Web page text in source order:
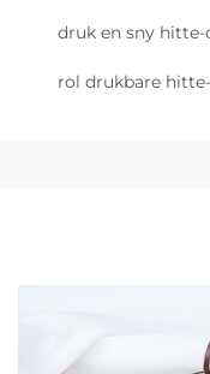
druk en sny
rol drukbare